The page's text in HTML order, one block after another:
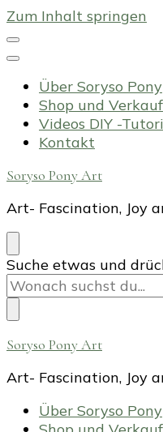
Zum Inhalt springen
Über Soryso Pony
Shop und Verkauf
Videos DIY -
Kontakt
Soryso Pony Art
Art- Fascination, Joy
Suchst
du
nach
etwas?
Suche etwas und
Soryso Pony Art
Art- Fascination, Joy
Über Soryso Pony